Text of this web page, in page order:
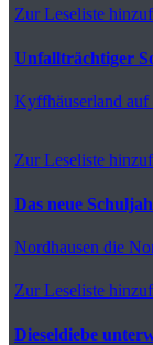
Zur Leseliste
Unfallträchtiger
Kyffhäuserland auf
Zur Leseliste
Das neue
Nordhausen die
Zur Leseliste
Dieseldiebe